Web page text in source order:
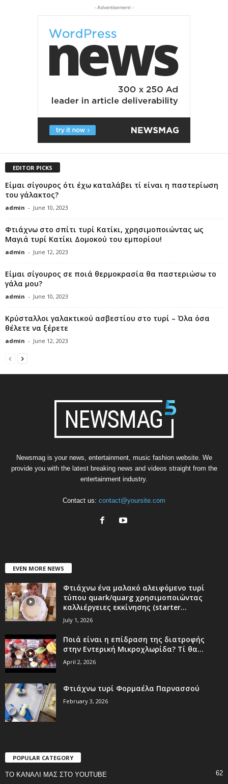
- Advertisement -
EDITOR PICKS
Είμαι σίγουρος ότι έχω καταλάβει τί είναι η παστερίωση
του γάλακτος?
admin - June 10, 2023
Φτιάχνω στο σπίτι τυρί Κατίκι, χρησιμοποιώντας ως
Μαγιά τυρί Κατίκι Δομοκού του εμπορίου!
admin - June 12, 2023
Είμαι σίγουρος σε ποιά θερμοκρασία θα παστεριώσω το
γάλα μου?
admin - June 10, 2023
Κρύσταλλοι γαλακτικού ασβεστίου στο τυρί – Όλα όσα
θέλετε να ξέρετε
admin - June 12, 2023
Newsmag is your news, entertainment, music fashion website. We
provide you with the latest breaking news and videos straight from the
entertainment industry.
Contact us: contact@yoursite.com
EVEN MORE NEWS
Φτιάχνω ένα μαλακό αλειφόμενο τυρί
τύπου quark/quarg χρησιμοποιώντας
καλλιέργειες εκκίνησης (starter...
July 1, 2026
Ποιά είναι η επίδραση της διατροφής
στην Εντερική Μικροχλωρίδα? Τί θα...
April 2, 2026
Φτιάχνω τυρί Φορμαέλα Παρνασσού
February 3, 2026
POPULAR CATEGORY
ΤΟ ΚΑΝΑΛΙ ΜΑΣ ΣΤΟ YOUTUBE 62